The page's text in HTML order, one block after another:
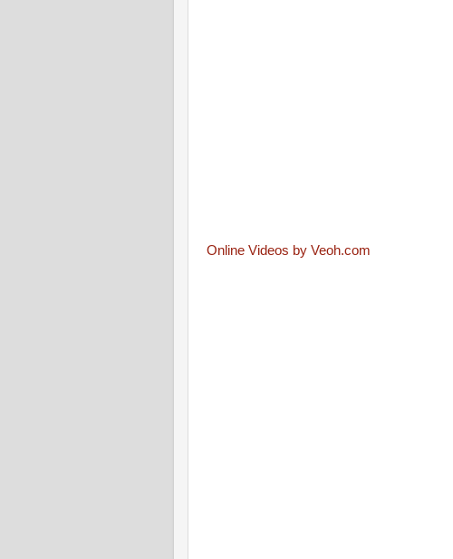
Online Videos by Veoh.com